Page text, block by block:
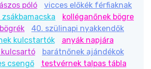
póló
vicces előkék férfiaknak
kolléganőnek bögre
40. szülinapi nyakkendők
kulcstartók
anyák napjára
barátnőnek ajándékok
csengő
testvérnek talpas tábla